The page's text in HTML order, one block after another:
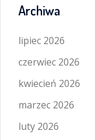
Archiwa
lipiec 2026
czerwiec 2026
kwiecień 2026
marzec 2026
luty 2026